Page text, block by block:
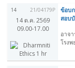
14 21/04179P
14 ต.ค. 2569
09.00-17.00
ข้อบ
สอบ
อาจ
โรง